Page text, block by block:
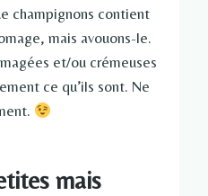
champignons contient
mais avouons-le.
et/ou crémeuses
ce qu’ils sont. Ne
mais